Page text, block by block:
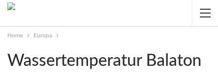
Home Europa
Wassertemperatur Balaton